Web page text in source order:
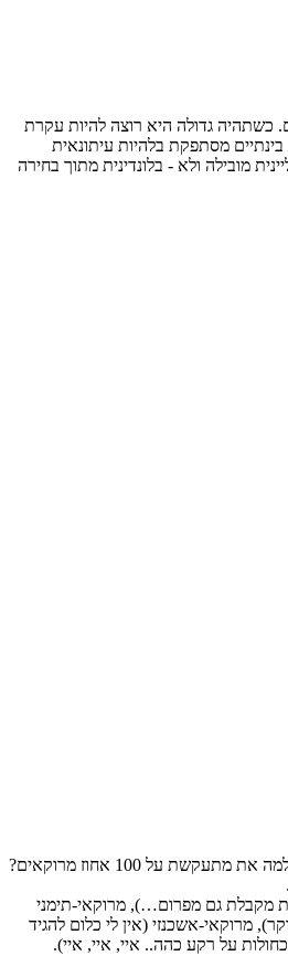
גדולה היא רוצה להיות עקרת
מסתפקת בלהיות עיתונאית
מובילה ולא - בלונדינית מתוך בחירה
אני אוהבת אותך, אבל למה את מתעקשת על 100 אחוז מרוקאים?
מקבלת גם מפרום…), מרוקאי-תימני
מרוקאי-אשכנזי (אין לי כלום להגיד
על רקע כהה.. איי, איי, איי).